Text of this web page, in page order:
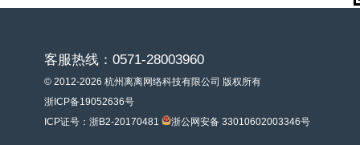
客服热线：0571-28003960
© 2012-2026 杭州离离网络科技有限公司 版权所有
浙ICP备19052636号
ICP证号：浙B2-20170481
浙公网安备 33010602003346号